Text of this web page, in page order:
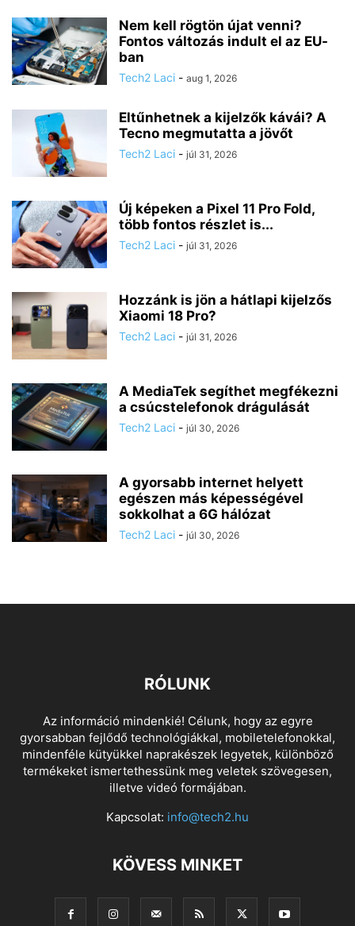
Nem kell rögtön újat venni?
Fontos változás indult el az EU-
ban
Tech2 Laci - aug 1, 2026
Eltűnhetnek a kijelzők kávái? A
Tecno megmutatta a jövőt
Tech2 Laci - júl 31, 2026
Új képeken a Pixel 11 Pro Fold,
több fontos részlet is...
Tech2 Laci - júl 31, 2026
Hozzánk is jön a hátlapi kijelzős
Xiaomi 18 Pro?
Tech2 Laci - júl 31, 2026
A MediaTek segíthet megfékezni
a csúcstelefonok drágulását
Tech2 Laci - júl 30, 2026
A gyorsabb internet helyett
egészen más képességével
sokkolhat a 6G hálózat
Tech2 Laci - júl 30, 2026
RÓLUNK
Az információ mindenkié! Célunk, hogy az egyre
gyorsabban fejlődő technológiákkal, mobiletelefonokkal,
mindenféle kütyükkel naprakészek legyetek, különböző
termékeket ismertethessünk meg veletek szövegesen,
illetve videó formájában.
Kapcsolat: info@tech2.hu
KÖVESS MINKET